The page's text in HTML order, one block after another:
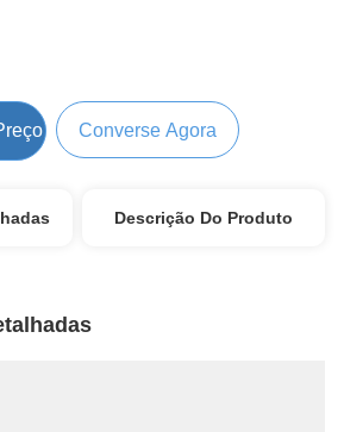
Converse Agora
Descrição Do Produto